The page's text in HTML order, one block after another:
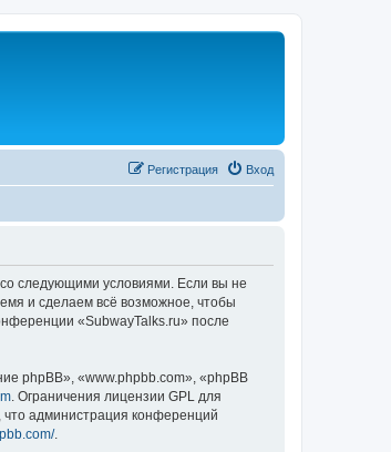
Вход
Регистрация
следующими условиями. Если вы не
и сделаем всё возможное, чтобы
«SubwayTalks.ru» после
phpBB», «www.phpbb.com», «phpBB
. Ограничения лицензии GPL для
что администрация конференций
.